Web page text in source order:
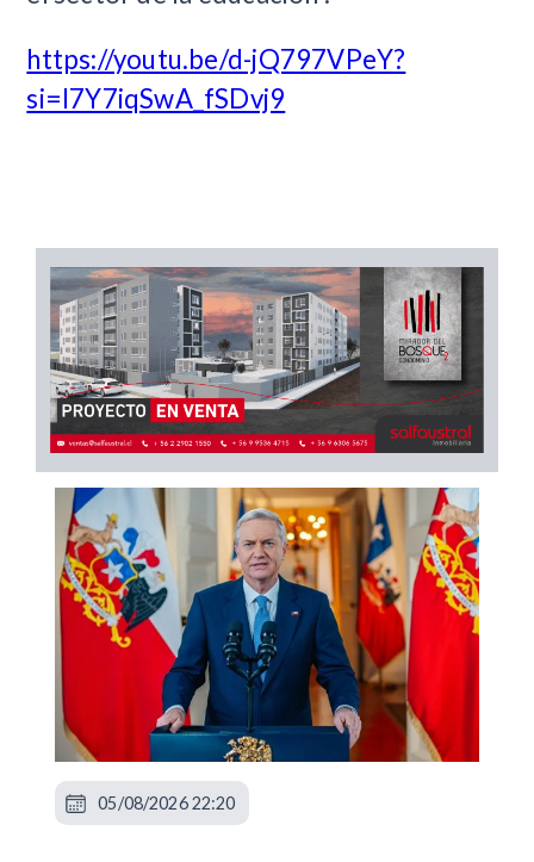
https://youtu.be/d-jQ797VPeY?
si=I7Y7iqSwA_fSDvj9
05/08/2026 22:20